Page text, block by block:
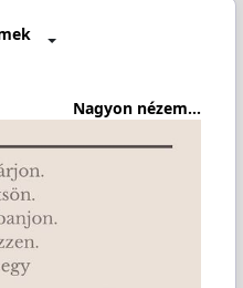
Nagyon nézem...